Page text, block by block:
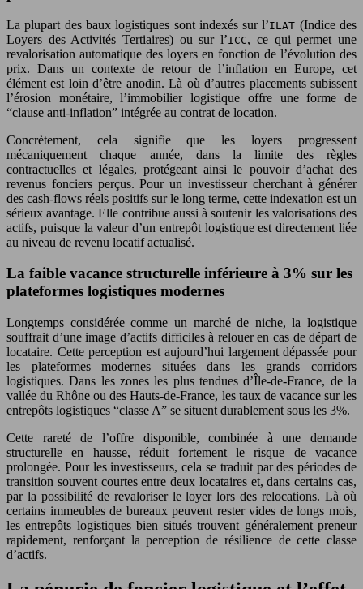
La plupart des baux logistiques sont indexés sur l’ILAT (Indice des
Loyers des Activités Tertiaires) ou sur l’ICC, ce qui permet une
revalorisation automatique des loyers en fonction de l’évolution des
prix. Dans un contexte de retour de l’inflation en Europe, cet
élément est loin d’être anodin. Là où d’autres placements subissent
l’érosion monétaire, l’immobilier logistique offre une forme de
“clause anti-inflation” intégrée au contrat de location.
Concrètement, cela signifie que les loyers progressent
mécaniquement chaque année, dans la limite des règles
contractuelles et légales, protégeant ainsi le pouvoir d’achat des
revenus fonciers perçus. Pour un investisseur cherchant à générer
des cash-flows réels positifs sur le long terme, cette indexation est un
sérieux avantage. Elle contribue aussi à soutenir les valorisations des
actifs, puisque la valeur d’un entrepôt logistique est directement liée
au niveau de revenu locatif actualisé.
La faible vacance structurelle inférieure à 3% sur les
plateformes logistiques modernes
Longtemps considérée comme un marché de niche, la logistique
souffrait d’une image d’actifs difficiles à relouer en cas de départ de
locataire. Cette perception est aujourd’hui largement dépassée pour
les plateformes modernes situées dans les grands corridors
logistiques. Dans les zones les plus tendues d’Île-de-France, de la
vallée du Rhône ou des Hauts-de-France, les taux de vacance sur les
entrepôts logistiques “classe A” se situent durablement sous les 3%.
Cette rareté de l’offre disponible, combinée à une demande
structurelle en hausse, réduit fortement le risque de vacance
prolongée. Pour les investisseurs, cela se traduit par des périodes de
transition souvent courtes entre deux locataires et, dans certains cas,
par la possibilité de revaloriser le loyer lors des relocations. Là où
certains immeubles de bureaux peuvent rester vides de longs mois,
les entrepôts logistiques bien situés trouvent généralement preneur
rapidement, renforçant la perception de résilience de cette classe
d’actifs.